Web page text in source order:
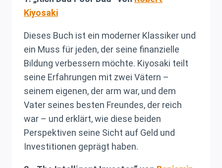
Kiyosaki
Dieses Buch ist ein moderner Klassiker und
ein Muss für jeden, der seine finanzielle
Bildung verbessern möchte. Kiyosaki teilt
seine Erfahrungen mit zwei Vätern –
seinem eigenen, der arm war, und dem
Vater seines besten Freundes, der reich
war – und erklärt, wie diese beiden
Perspektiven seine Sicht auf Geld und
Investitionen geprägt haben.